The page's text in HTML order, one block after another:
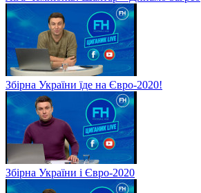
Збірна України їде на Євро-2020!
Збірна України і Євро-2020